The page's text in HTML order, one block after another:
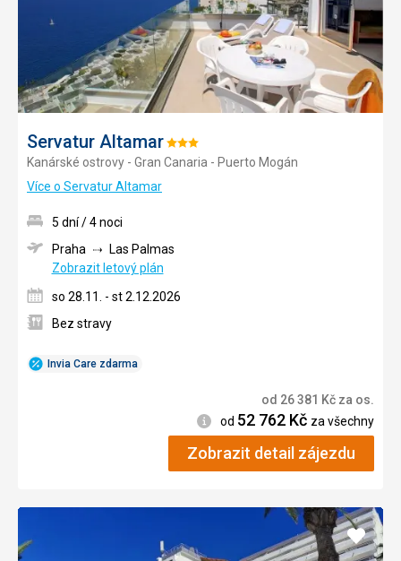
Servatur AltamarHodnocení:
3/5
Kanárské ostrovy - Gran Canaria - Puerto Mogán
Více o Servatur Altamar
Invia Care zdarma
5 dní / 4 noci
Praha
Las Palmas
Zobrazit letový plán
so 28.11. - st 2.12.2026
Bez stravy
od 26 381 Kč za os.
Informace
od 52 762 Kč za všechny
Zobrazit detail zájezdu
Přidat
do